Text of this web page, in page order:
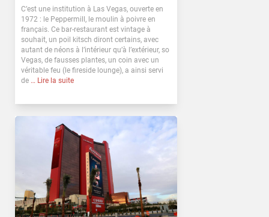
C’est une institution à Las Vegas, ouverte en
1972 : le Peppermill, le moulin à poivre en
français. Ce bar-restaurant est vintage à
souhait, un poil kitsch diront certains, avec
autant de néons à l’intérieur qu’à l’extérieur, so
Vegas, de fausses plantes, un coin avec un
véritable feu (le fireside lounge), a ainsi servi
de … Lire la suite